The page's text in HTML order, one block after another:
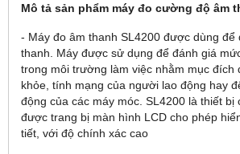
Mô tả sản phẩm máy đo cường độ âm
- Máy đo âm thanh SL4200 được dùng để
thanh. Máy được sử dụng để đánh giá
trong môi trường làm việc nhằm mục đích
khỏe, tính mạng của người lao động hay
động của các máy móc. SL4200 là thiết bị
được trang bị màn hình LCD cho phép
tiết, với độ chính xác cao